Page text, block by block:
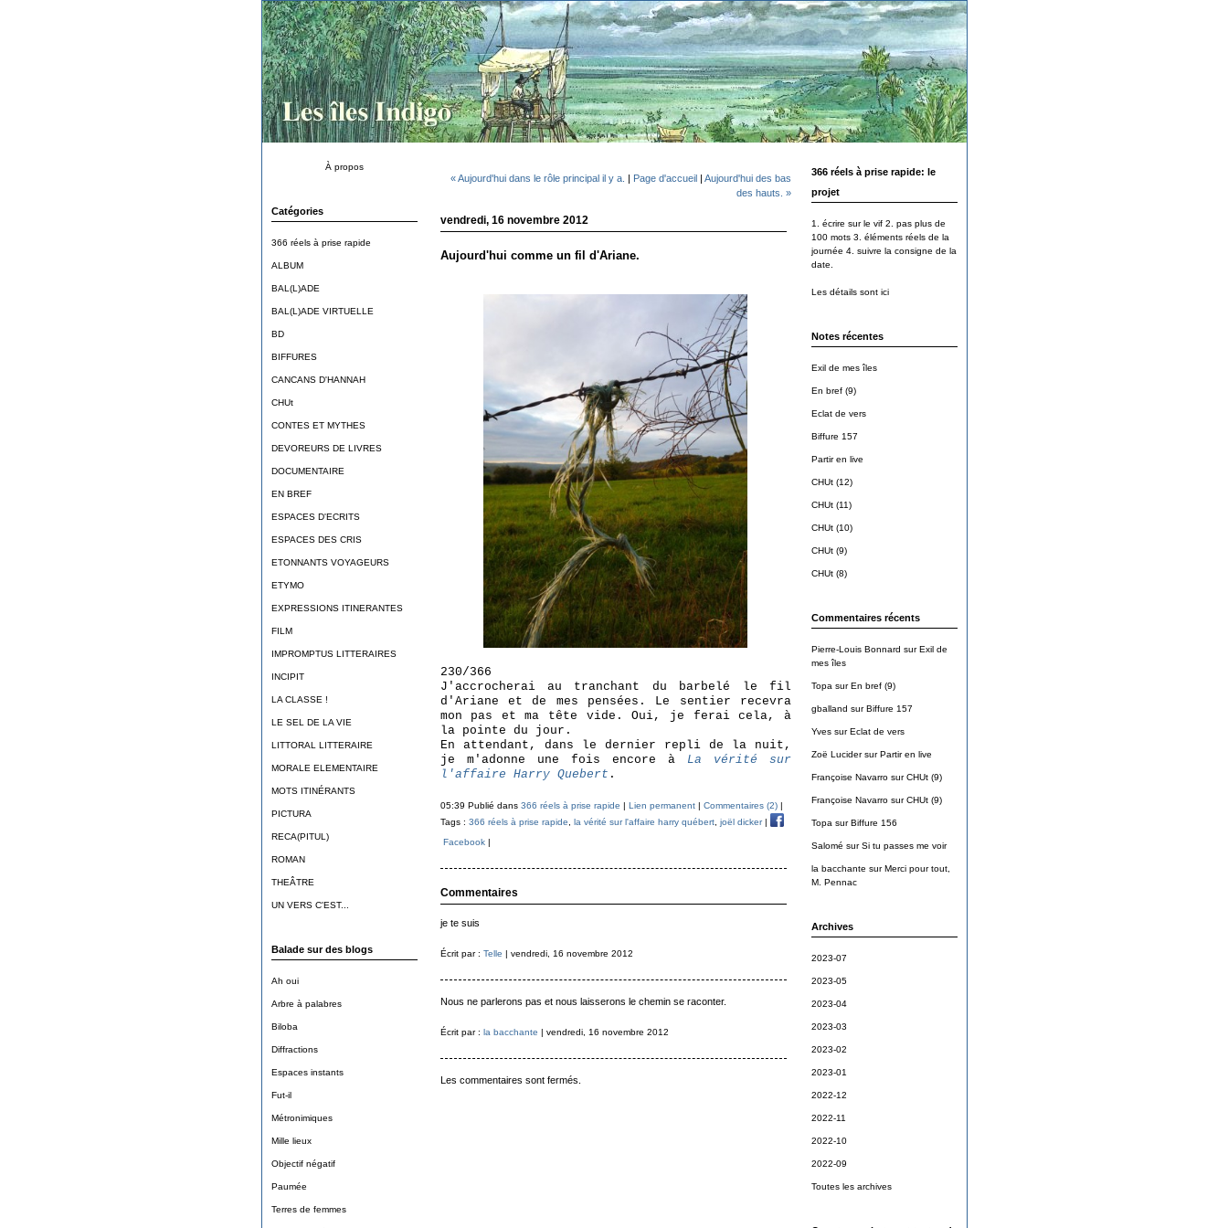
À propos
Catégories
366 réels à prise rapide
ALBUM
BAL(L)ADE
BAL(L)ADE VIRTUELLE
BD
BIFFURES
CANCANS D'HANNAH
CHUt
CONTES ET MYTHES
DEVOREURS DE LIVRES
DOCUMENTAIRE
EN BREF
ESPACES D'ECRITS
ESPACES DES CRIS
ETONNANTS VOYAGEURS
ETYMO
EXPRESSIONS ITINERANTES
FILM
IMPROMPTUS LITTERAIRES
INCIPIT
LA CLASSE !
LE SEL DE LA VIE
LITTORAL LITTERAIRE
MORALE ELEMENTAIRE
MOTS ITINÉRANTS
PICTURA
RECA(PITUL)
ROMAN
THEÂTRE
UN VERS C'EST...
Balade sur des blogs
Ah oui
Arbre à palabres
Biloba
Diffractions
Espaces instants
Fut-il
Métronimiques
Mille lieux
Objectif négatif
Paumée
Terres de femmes
366 réels à prise rapide: le
projet
1. écrire sur le vif 2. pas plus de
100 mots 3. éléments réels de la
journée 4. suivre la consigne de la
date.
Les détails sont ici
Notes récentes
Exil de mes îles
En bref (9)
Eclat de vers
Biffure 157
Partir en live
CHUt (12)
CHUt (11)
CHUt (10)
CHUt (9)
CHUt (8)
Commentaires récents
Pierre-Louis Bonnard surExil de
mes îles
Topa surEn bref (9)
gballand surBiffure 157
YvessurEclat de vers
Zoë LucidersurPartir en live
Françoise NavarrosurCHUt (9)
Françoise NavarrosurCHUt (9)
Topa surBiffure 156
Salomé surSi tu passes me voir
la bacchante surMerci pour tout,
M. Pennac
Archives
2023-07
2023-05
2023-04
2023-03
2023-02
2023-01
2022-12
2022-11
2022-10
2022-09
Toutes les archives
« Aujourd'hui dans le rôle principal il y a. | Page d'accueil| Aujourd'hui des bas
des hauts. »
vendredi, 16 novembre 2012
Aujourd'hui comme un fil d'Ariane.
230/366
J'accrocherai au tranchant du barbelé le fil
d'Ariane et de mes pensées. Le sentier recevra
mon pas et ma tête vide. Oui, je ferai cela, à
la pointe du jour.
En attendant, dans le dernier repli de la nuit,
je m'adonne une fois encore à La vérité sur
l'affaire Harry Quebert .
05:39 Publié dans 366 réels à prise rapide Lien permanent| Commentaires (2)|
Tags : 366 réels à prise rapide, la vérité sur l'affaire harry québert, joël dicker|
Facebook|
Commentaires
je te suis
Écrit par : Telle | vendredi, 16 novembre 2012
Nous ne parlerons pas et nous laisserons le chemin se raconter.
Écrit par : la bacchante | vendredi, 16 novembre 2012
Les commentaires sont fermés.